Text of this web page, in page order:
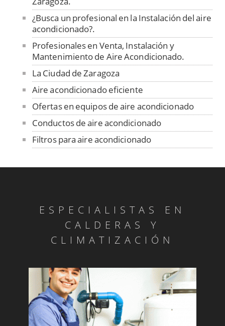
¿Busca un profesional en la Instalación del aire
acondicionado?.
Profesionales en Venta, Instalación y
Mantenimiento de Aire Acondicionado.
La Ciudad de Zaragoza
Aire acondicionado eficiente
Ofertas en equipos de aire acondicionado
Conductos de aire acondicionado
Filtros para aire acondicionado
acondicionado
Rejillas aire acondicionado
Nuestros Productos
Cambio de filtros
Reparaciones garantizadas
Motores de lamas
ESPECIALISTAS EN
CALDERAS Y
CLIMATIZACIÓN